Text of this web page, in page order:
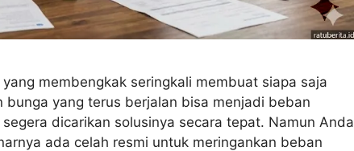
membengkak seringkali membuat siapa saja
yang terus berjalan bisa menjadi beban
dicarikan solusinya secara tepat. Namun Anda
ada celah resmi untuk meringankan beban